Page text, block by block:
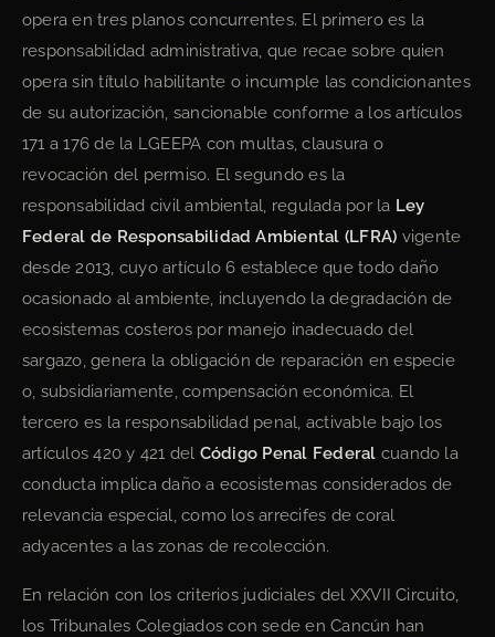
opera en tres planos concurrentes. El primero es la
responsabilidad administrativa, que recae sobre quien
opera sin título habilitante o incumple las condicionantes
de su autorización, sancionable conforme a los artículos
171 a 176 de la LGEEPA con multas, clausura o
revocación del permiso. El segundo es la
responsabilidad civil ambiental, regulada por la Ley
Federal de Responsabilidad Ambiental (LFRA) vigente
desde 2013, cuyo artículo 6 establece que todo daño
ocasionado al ambiente, incluyendo la degradación de
ecosistemas costeros por manejo inadecuado del
sargazo, genera la obligación de reparación en especie
o, subsidiariamente, compensación económica. El
tercero es la responsabilidad penal, activable bajo los
artículos 420 y 421 del Código Penal Federal cuando la
conducta implica daño a ecosistemas considerados de
relevancia especial, como los arrecifes de coral
adyacentes a las zonas de recolección.
En relación con los criterios judiciales del XXVII Circuito,
los Tribunales Colegiados con sede en Cancún han